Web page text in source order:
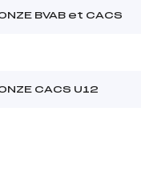
BVAB et CACS
CACS U12